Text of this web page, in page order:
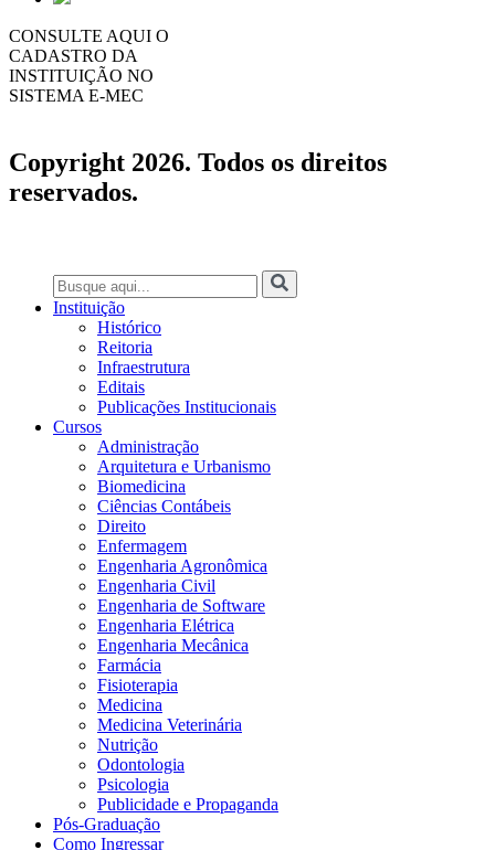
CONSULTE AQUI O
CADASTRO DA
INSTITUIÇÃO NO
SISTEMA E-MEC
Copyright 2026. Todos os direitos
reservados.
Instituição
Histórico
Reitoria
Infraestrutura
Editais
Publicações Institucionais
Cursos
Administração
Arquitetura e Urbanismo
Biomedicina
Ciências Contábeis
Direito
Enfermagem
Engenharia Agronômica
Engenharia Civil
Engenharia de Software
Engenharia Elétrica
Engenharia Mecânica
Farmácia
Fisioterapia
Medicina
Medicina Veterinária
Nutrição
Odontologia
Psicologia
Publicidade e Propaganda
Pós-Graduação
Como Ingressar